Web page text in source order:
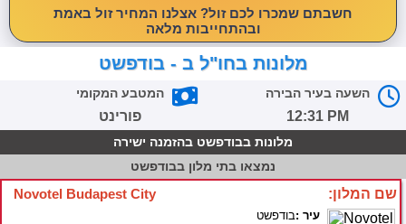
חשבתם שמכרו לכם זול? אצלנו המחיר זול באמת
ובהתחייבות מלאה
מלונות בחו"ל ב - בודפשט
המטבע המקומי
פורינט
השעה בעיר הבירה
12:31 PM
מלונות בבודפשט בהזמנה ישירה
נמצאו בתי מלון בבודפשט
Novotel Budapest City שם המלון:
עיר :בודפשט